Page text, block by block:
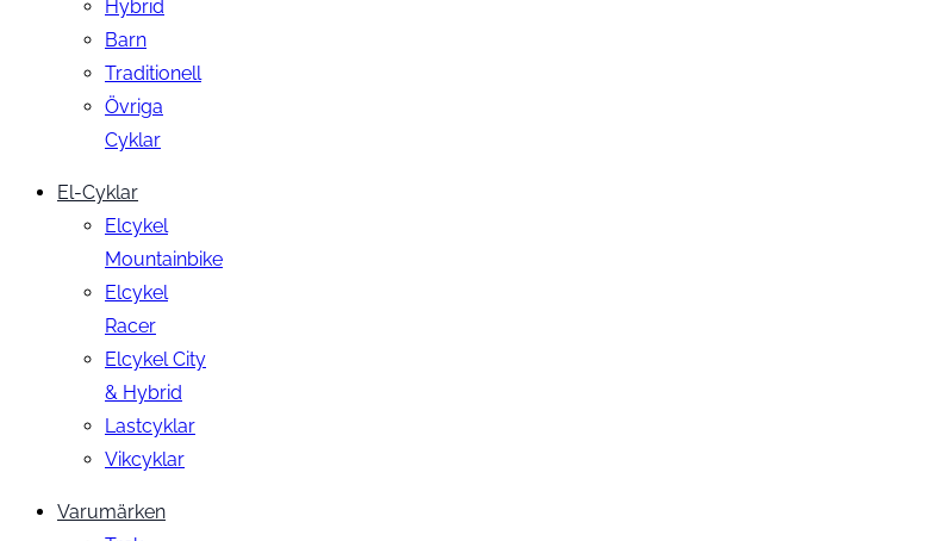
Hybrid
Barn
Traditionell
Övriga
Cyklar
El-Cyklar
Elcykel
Mountainbike
Elcykel
Racer
Elcykel City
& Hybrid
Lastcyklar
Vikcyklar
Varumärken